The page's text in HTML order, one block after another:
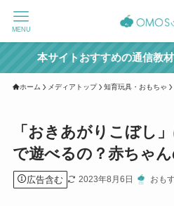
MENU
本サイトおすすめの通信教
ホーム メディアトップ 知育玩具・おもちゃ
「おきあがりこぼし
で遊べるの？赤ちゃ
広告含む 2023年8月6日 おも